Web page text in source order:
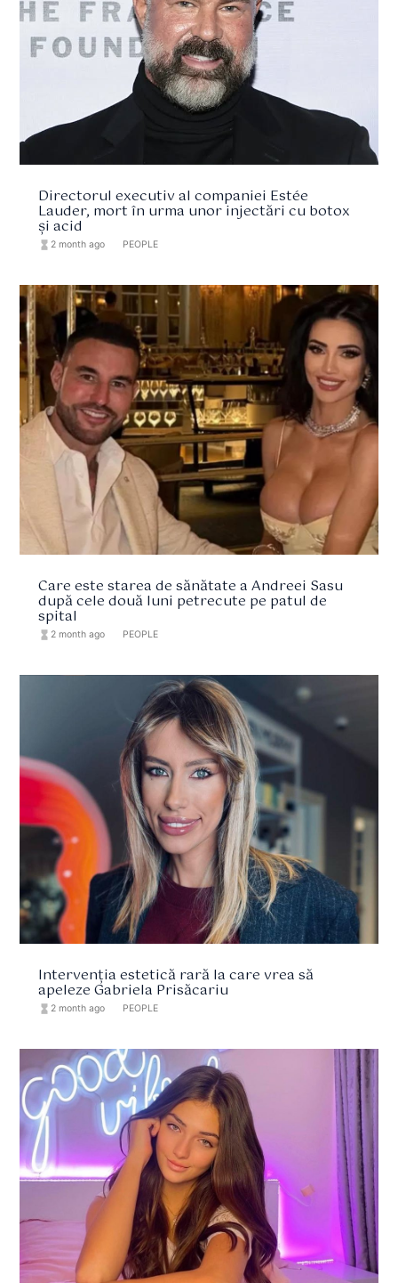
Directorul executiv al companiei Estée
Lauder, mort în urma unor injectări cu botox
și acid
hourglass_full 2 month ago PEOPLE
Care este starea de sănătate a Andreei Sasu
după cele două luni petrecute pe patul de
spital
hourglass_full 2 month ago PEOPLE
Intervenția estetică rară la care vrea să
apeleze Gabriela Prisăcariu
hourglass_full 2 month ago PEOPLE